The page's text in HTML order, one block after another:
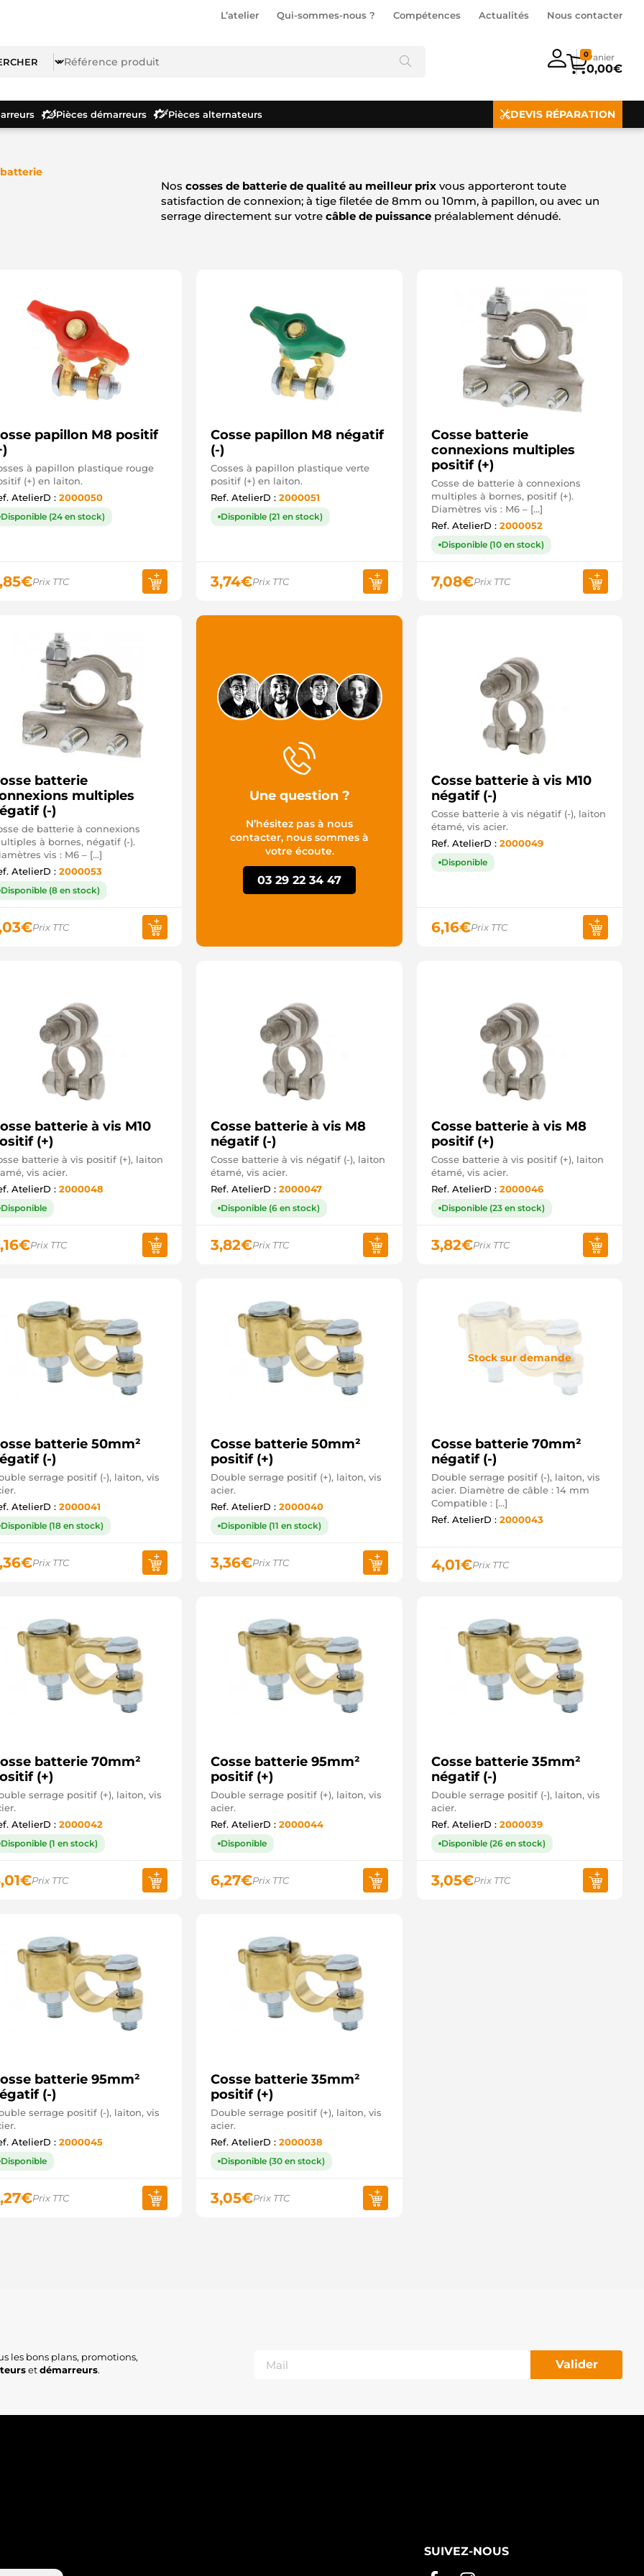
L’atelier Qui-sommes-nous ? Compétences Actualités Nous contacter
0,00€
0
Pièces démarreurs Pièces alternateurs DEVIS RÉPARATION
batterie
Nos cosses de batterie de qualité au meilleur prix vous apporteront toute
satisfaction de connexion; à tige filetée de 8mm ou 10mm, à papillon, ou avec un
serrage directement sur votre câble de puissance préalablement dénudé.
papillon M8 positif
à papillon plastique rouge
(+) en laiton.
AtelierD :2000050
Disponible (24 en stock)
€Prix TTC
Cosse papillon M8 négatif
(-)
Cosses à papillon plastique verte
positif (+) en laiton.
Ref. AtelierD :2000051
Disponible (21 en stock)
3,74€Prix TTC
Cosse batterie
connexions multiples
positif (+)
Cosse de batterie à connexions
multiples à bornes, positif (+).
Diamètres vis : M6 – […]
Ref. AtelierD : 2000052
Disponible (10 en stock)
7,08€Prix TTC
batterie
multiples
(-)
de batterie à connexions
à bornes, négatif (-).
vis : M6 – […]
AtelierD :2000053
Disponible (8 en stock)
€Prix TTC
Une question ?
N’hésitez pas à nous
contacter, nous sommes à
votre écoute.
03 29 22 34 47
Cosse batterie à vis M10
négatif (-)
Cosse batterie à vis négatif (-), laiton
étamé, vis acier.
Ref. AtelierD : 2000049
Disponible
6,16€Prix TTC
batterie à vis M10
(+)
batterie à vis positif (+), laiton
vis acier.
AtelierD :2000048
Disponible
€Prix TTC
Cosse batterie à vis M8
négatif (-)
Cosse batterie à vis négatif (-), laiton
étamé, vis acier.
Ref. AtelierD :2000047
Disponible (6 en stock)
3,82€Prix TTC
Cosse batterie à vis M8
positif (+)
Cosse batterie à vis positif (+), laiton
étamé, vis acier.
Ref. AtelierD : 2000046
Disponible (23 en stock)
3,82€Prix TTC
batterie 50mm²
(-)
serrage positif (-), laiton, vis
AtelierD :2000041
Disponible (18 en stock)
€Prix TTC
Cosse batterie 50mm²
positif (+)
Double serrage positif (+), laiton, vis
acier.
Ref. AtelierD :2000040
Disponible (11 en stock)
3,36€Prix TTC
Stock sur demande
Cosse batterie 70mm²
négatif (-)
Double serrage positif (-), laiton, vis
acier. Diamètre de câble : 14 mm
Compatible : […]
Ref. AtelierD : 2000043
4,01€Prix TTC
batterie 70mm²
(+)
serrage positif (+), laiton, vis
AtelierD :2000042
Disponible (1 en stock)
€Prix TTC
Cosse batterie 95mm²
positif (+)
Double serrage positif (+), laiton, vis
acier.
Ref. AtelierD :2000044
Disponible
6,27€Prix TTC
Cosse batterie 35mm²
négatif (-)
Double serrage positif (-), laiton, vis
acier.
Ref. AtelierD : 2000039
Disponible (26 en stock)
3,05€Prix TTC
batterie 95mm²
(-)
serrage positif (-), laiton, vis
AtelierD :2000045
Disponible
€Prix TTC
Cosse batterie 35mm²
positif (+)
Double serrage positif (+), laiton, vis
acier.
Ref. AtelierD :2000038
Disponible (30 en stock)
3,05€Prix TTC
les bons plans, promotions,
etdémarreurs. Valider
SUIVEZ-NOUS